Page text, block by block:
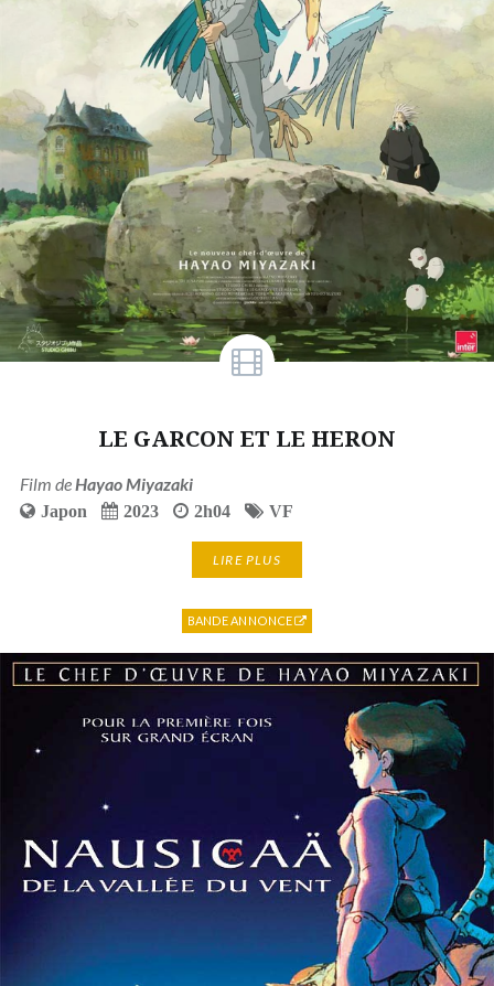
LE GARCON ET LE HERON
Film deHayao Miyazaki
Japon 2023 2h04 VF
LIRE PLUS
BANDE ANNONCE